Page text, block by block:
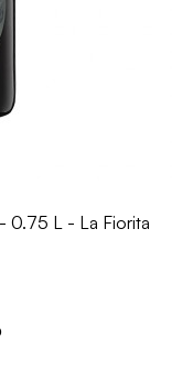
0.75 L - La Fiorita